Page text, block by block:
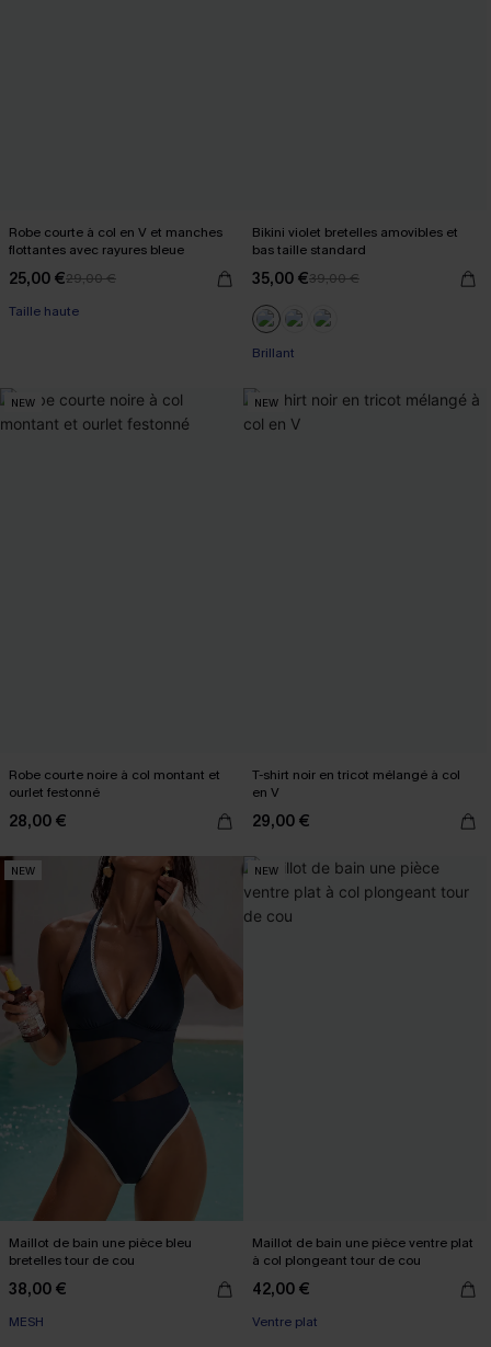
Robe courte à col en V et manches
flottantes avec rayures bleue
25,00 €29,00 €
Taille haute
Bikini violet bretelles amovibles et
bas taille standard
35,00 €39,00 €
Brillant
NEW
Robe courte noire à col montant et
ourlet festonné
28,00 €
NEW
T-shirt noir en tricot mélangé à col
en V
29,00 €
NEW
Maillot de bain une pièce bleu
bretelles tour de cou
38,00 €
MESH
NEW
Maillot de bain une pièce ventre plat
à col plongeant tour de cou
42,00 €
Ventre plat